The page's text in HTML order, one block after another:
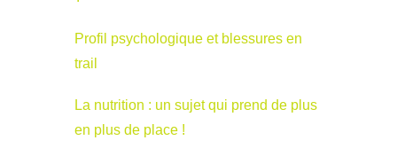
Profil psychologique et blessures en
trail
La nutrition : un sujet qui prend de plus
en plus de place !